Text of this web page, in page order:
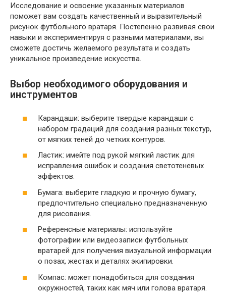
Исследование и освоение указанных материалов
поможет вам создать качественный и выразительный
рисунок футбольного вратаря. Постепенно развивая свои
навыки и экспериментируя с разными материалами, вы
сможете достичь желаемого результата и создать
уникальное произведение искусства.
Выбор необходимого оборудования и
инструментов
Карандаши: выберите твердые карандаши с
набором градаций для создания разных текстур,
от мягких теней до четких контуров.
Ластик: имейте под рукой мягкий ластик для
исправления ошибок и создания светотеневых
эффектов.
Бумага: выберите гладкую и прочную бумагу,
предпочтительно специально предназначенную
для рисования.
Референсные материалы: используйте
фотографии или видеозаписи футбольных
вратарей для получения визуальной информации
о позах, жестах и деталях экипировки.
Компас: может понадобиться для создания
окружностей, таких как мяч или голова вратаря.